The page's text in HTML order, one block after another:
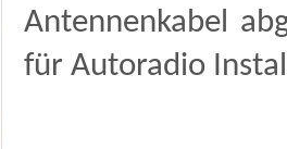
Antennenkabel
für Autoradio